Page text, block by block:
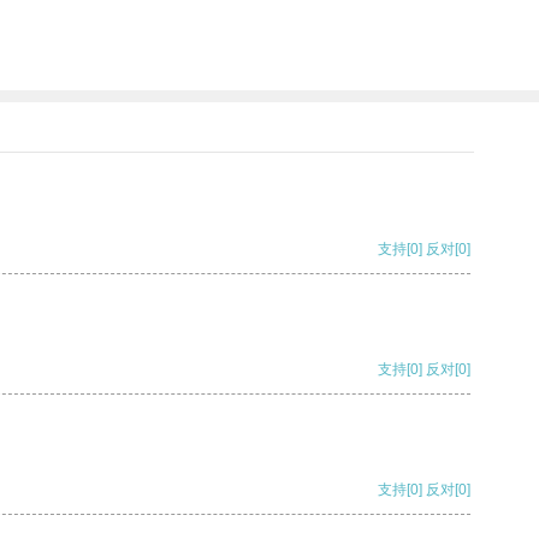
支持[0] 反对[0]
支持[0] 反对[0]
支持[0] 反对[0]